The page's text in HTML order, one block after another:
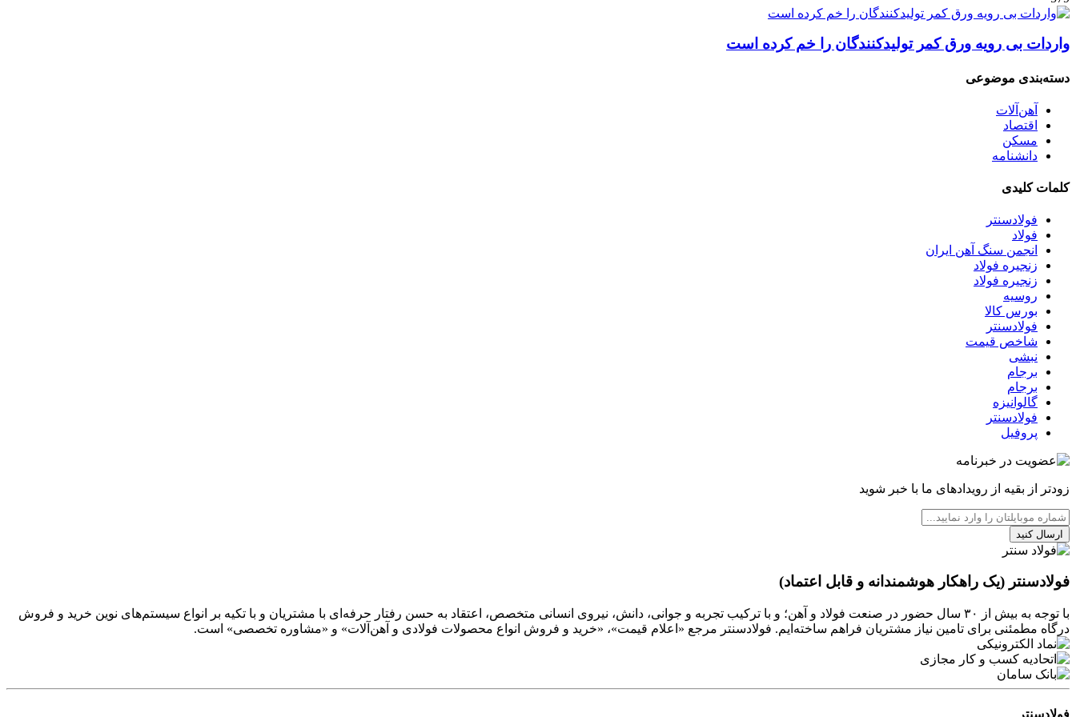
واردات بی رویه ورق کمر تولیدکنندگان را خم کرده است
دسته‌بندی موضوعی
آهن‌آلات
اقتصاد
مسکن
دانشنامه
کلمات کلیدی
فولادسنتر
فولاد
انجمن سنگ آهن ایران
زنجیره فولاد
زنجیره فولاد
روسیه
بورس کالا
فولادسنتر
شاخص قیمت
نبشی
برجام
برجام
گالوانیزه
فولادسنتر
پروفیل
زودتر از بقیه از رویدادهای ما با خبر شوید
ارسال کنید
فولادسنتر (یک راهکار هوشمندانه و قابل اعتماد)
با توجه به بیش از ۳۰ سال حضور در صنعت فولاد و آهن؛ و با ترکیب تجربه و جوانی، دانش، نیروی انسانی متخصص، اعتقاد به حسن رفتار حرفه‌ای با مشتریان و با تکیه بر انواع سیستم‌های نوین خرید و فروش
درگاه مطمئنی برای تامین نیاز مشتریان فراهم ساخته‌ایم. فولادسنتر مرجع «اعلام قیمت»، «خرید و فروش انواع محصولات فولادی و آهن‌آلات» و «مشاوره تخصصی» است.